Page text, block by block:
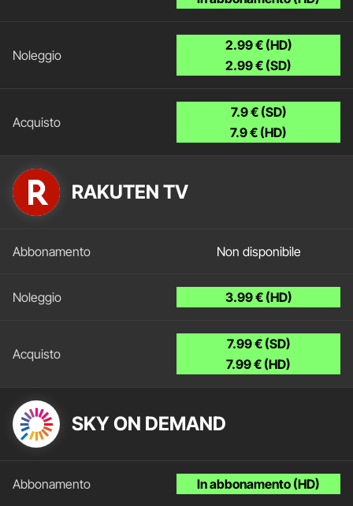
2.99 € (HD)
2.99 € (SD)
7.9 € (SD)
7.9 € (HD)
RAKUTEN TV
Non disponibile
3.99 € (HD)
7.99 € (SD)
7.99 € (HD)
SKY ON DEMAND
In abbonamento (HD)